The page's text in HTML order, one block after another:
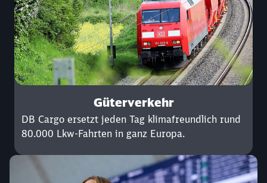
Güterverkehr
DB Cargo ersetzt jeden Tag klimafreundlich rund
80.000 Lkw-Fahrten in ganz Europa.